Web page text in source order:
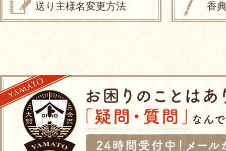
送り主様名変更方法 香